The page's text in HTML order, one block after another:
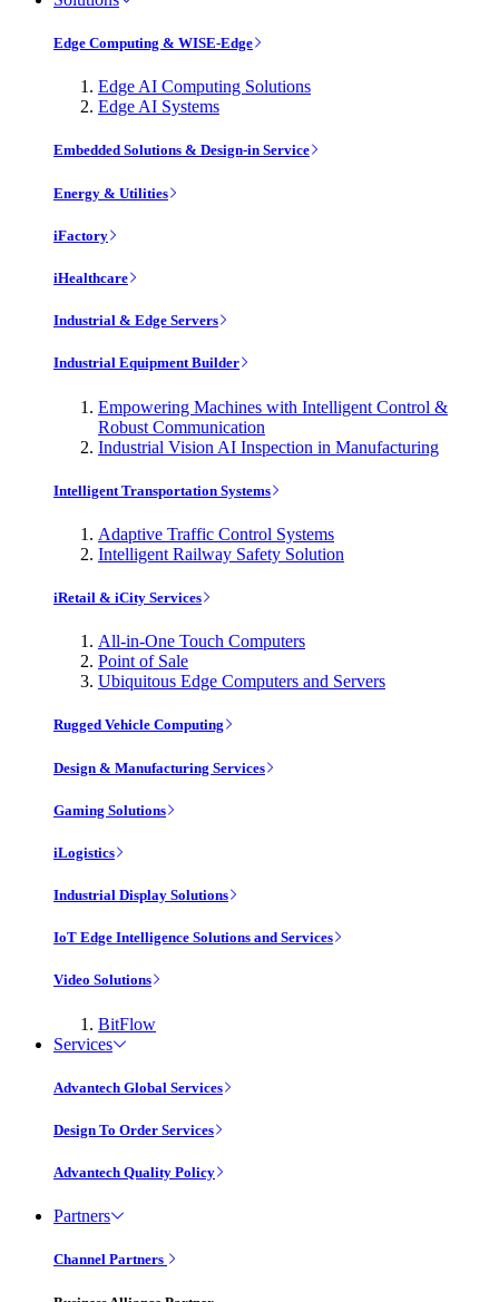
Edge Computing & WISE-Edge
Edge AI Computing Solutions
Edge AI Systems
Embedded Solutions & Design-in Service
Energy & Utilities
iFactory
iHealthcare
Industrial & Edge Servers
Industrial Equipment Builder
Empowering Machines with Intelligent Control &
Robust Communication
Industrial Vision AI Inspection in Manufacturing
Intelligent Transportation Systems
Adaptive Traffic Control Systems
Intelligent Railway Safety Solution
iRetail & iCity Services
All-in-One Touch Computers
Point of Sale
Ubiquitous Edge Computers and Servers
Rugged Vehicle Computing
Design & Manufacturing Services
Gaming Solutions
iLogistics
Industrial Display Solutions
IoT Edge Intelligence Solutions and Services
Video Solutions
BitFlow
Services
Advantech Global Services
Design To Order Services
Advantech Quality Policy
Partners
Channel Partners